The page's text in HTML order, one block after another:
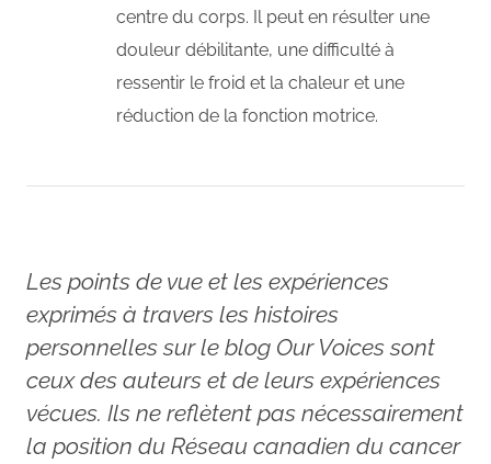
centre du corps. Il peut en résulter une
douleur débilitante, une difficulté à
ressentir le froid et la chaleur et une
réduction de la fonction motrice.
Les points de vue et les expériences
exprimés à travers les histoires
personnelles sur le blog Our Voices sont
ceux des auteurs et de leurs expériences
vécues. Ils ne reflètent pas nécessairement
la position du Réseau canadien du cancer